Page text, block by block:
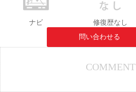
ナビ 修復歴なし
問い合わせる
COMMENT